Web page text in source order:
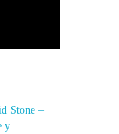
Stone –
y